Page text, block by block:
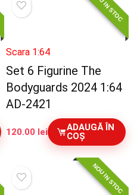
Scara 1:64
Set 6 Figurine The
Bodyguards 2024 1:64
AD-2421
120.00 lei
ADAUGĂ ÎN
COȘ
NOU IN STOC